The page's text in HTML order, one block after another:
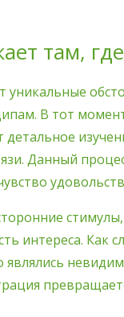
там,
уникальные
В тот
Данный
интереса. Как